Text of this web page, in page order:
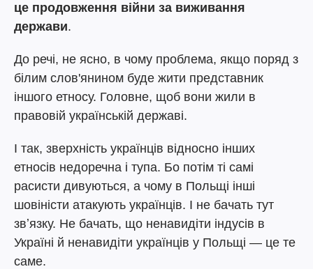
це продовження війни за виживання
держави.
До речі, не ясно, в чому проблема, якщо поряд з
білим слов'янином буде жити представник
іншого етносу. Головне, щоб вони жили в
правовій українській державі.
І так, зверхність українців відносно інших
етносів недоречна і тупа. Бо потім ті самі
расисти дивуються, а чому в Польщі інші
шовіністи атакують українців. І не бачать тут
звʼязку. Не бачать, що ненавидіти індусів в
Україні й ненавидіти українців у Польщі — це те
саме.